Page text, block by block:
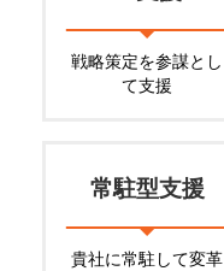
戦略策定を参謀とし
て支援
常駐型支援
貴社に常駐して変革